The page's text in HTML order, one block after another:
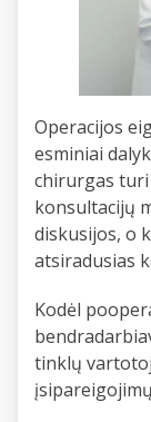
Operacijos
esminiai
chirurgas
konsultacijų
diskusijos, o
atsiradusias
Kodėl
tinklų